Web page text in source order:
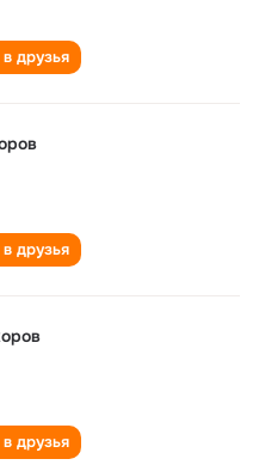
друзья
друзья
друзья